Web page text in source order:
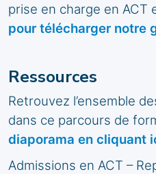
prise en charge en ACT
pour télécharger notre
Ressources
Retrouvez l’ensemble
dans ce parcours de
diaporama en cliquant
Admissions en ACT –